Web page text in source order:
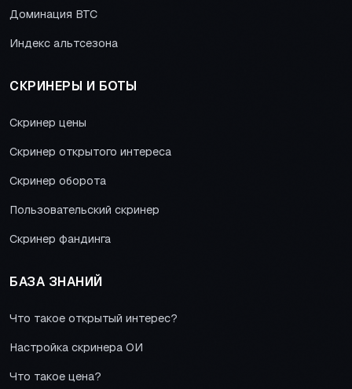
Доминация BTC
Индекс альтсезона
СКРИНЕРЫ И БОТЫ
Скринер цены
Скринер открытого интереса
Скринер оборота
Пользовательский скринер
Скринер фандинга
БАЗА ЗНАНИЙ
Что такое открытый интерес?
Настройка скринера ОИ
Что такое цена?